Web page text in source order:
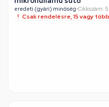
eredeti (gyári) minőség•Cikkszám:
Csak rendelésre, 15 vagy